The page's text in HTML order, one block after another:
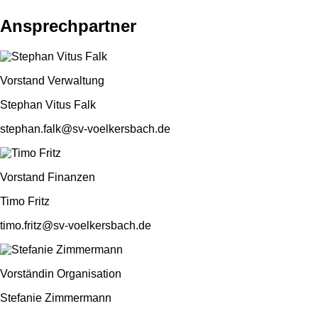
Ansprechpartner
Vorstand Verwaltung
Stephan Vitus Falk
stephan.falk@sv-voelkersbach.de
Vorstand Finanzen
Timo Fritz
timo.fritz@sv-voelkersbach.de
Vorständin Organisation
Stefanie Zimmermann